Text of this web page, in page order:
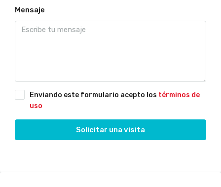
Mensaje
Enviando este formulario acepto los términos de
uso
Solicitar una visita